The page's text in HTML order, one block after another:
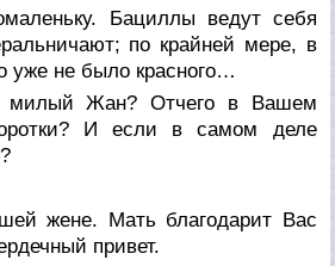
Бациллы ведут себя
по крайней мере, в
уже не было красного…
милый Жан? Отчего в Вашем
И если в самом деле
жене. Мать благодарит Вас
привет.